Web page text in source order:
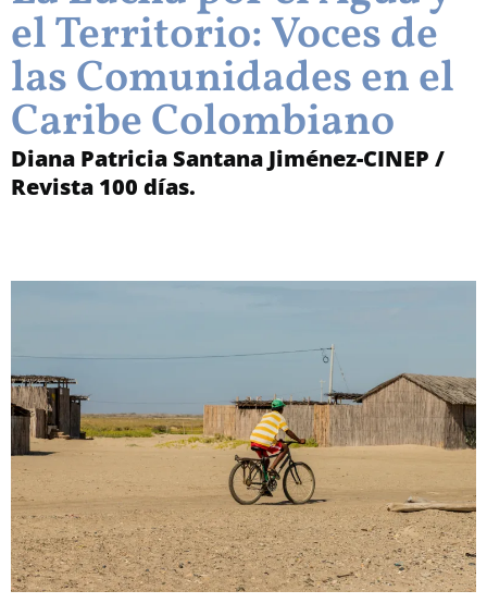
el Territorio: Voces de
las Comunidades en el
Caribe Colombiano
Diana Patricia Santana Jiménez-CINEP /
Revista 100 días.